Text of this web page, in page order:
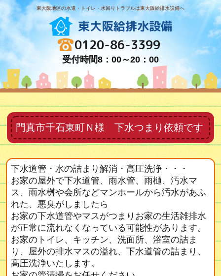
東大阪地区の水道・トイレ・水回りトラブルは東大阪給排水設備へ
東大阪給排水設備
0120-86-3399
受付時間8：00～20：00
門真市千石東町Ｎ様 下水つまり依頼です
下水道管・水の詰まり解消・高圧洗浄・・・
お家の屋外で下水道管、雨水管、雨樋、汚水マ
ス、雨水桝や会所などマンホールから汚水があふ
れた、悪臭がしましたら
お家の下水道管やマスがつまりお家の生活雑排水
が正常に流れなくなっている可能性があります。
お家のトイレ、キッチン、洗面所、浴室の詰ま
り、屋外の排水マスの溢れ、下水道管の詰まり、
高圧洗浄いたします。